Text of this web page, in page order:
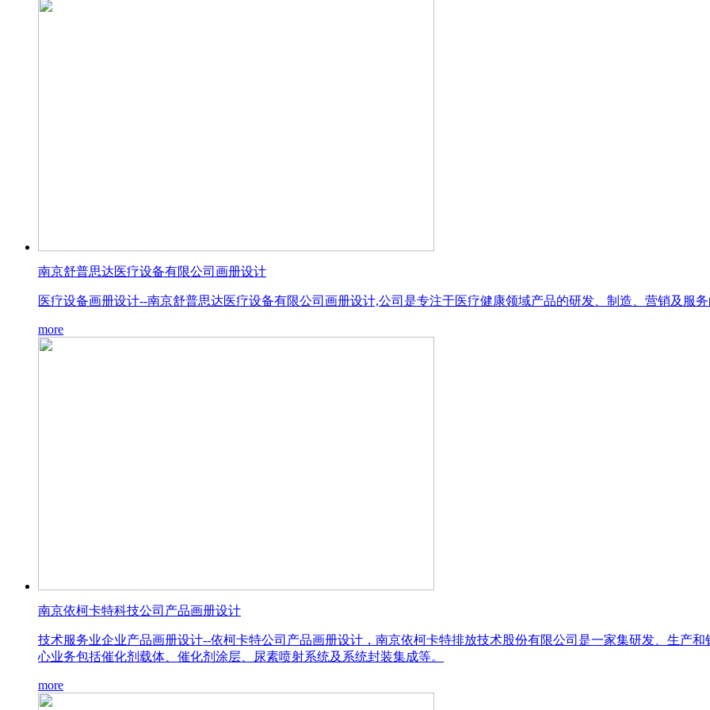
南京舒普思达医疗设备有限公司画册设计
医疗设备画册设计--南京舒普思达医疗设备有限公司画册设计,公司是专注于医疗健康领域产品的研发、制造、营销及服务
more
南京依柯卡特科技公司产品画册设计
技术服务业企业产品画册设计--依柯卡特公司产品画册设计，南京依柯卡特排放技术股份有限公司是一家集研发、生产
心业务包括催化剂载体、催化剂涂层、尿素喷射系统及系统封装集成等。
more